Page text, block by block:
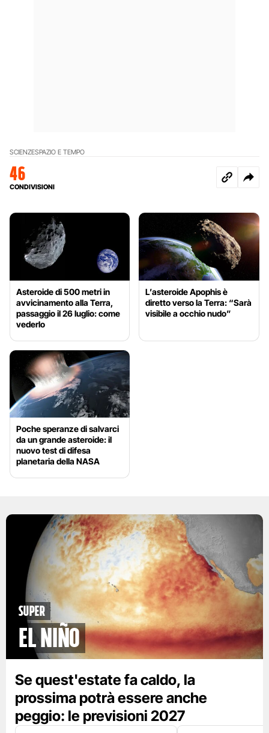
SCIENZESPAZIO E TEMPO
46
CONDIVISIONI
Asteroide di 500 metri in
avvicinamento alla Terra,
passaggio il 26 luglio: come
vederlo
L’asteroide Apophis è
diretto verso la Terra: “Sarà
visibile a occhio nudo”
Poche speranze di salvarci
da un grande asteroide: il
nuovo test di difesa
planetaria della NASA
Super
El Niño
Se quest'estate fa caldo, la
prossima potrà essere anche
peggio: le previsioni 2027